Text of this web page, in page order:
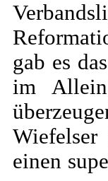
gab es
im
einen